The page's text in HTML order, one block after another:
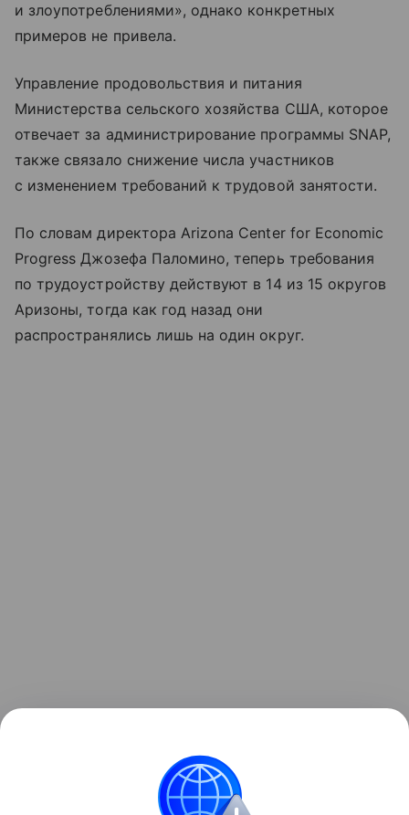
и злоупотреблениями», однако конкретных
примеров не привела.
Управление продовольствия и питания
Министерства сельского хозяйства США, которое
отвечает за администрирование программы SNAP,
также связало снижение числа участников
с изменением требований к трудовой занятости.
По словам директора Arizona Center for Economic
Progress Джозефа Паломино, теперь требования
по трудоустройству действуют в 14 из 15 округов
Аризоны, тогда как год назад они
распространялись лишь на один округ.
подтверждению права на пособия, существенно
затрудняют своевременное получение помощи, из-